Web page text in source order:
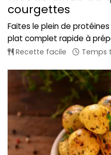
courgettes
Faites le plein de
plat complet rapide à
Recette facile Temps